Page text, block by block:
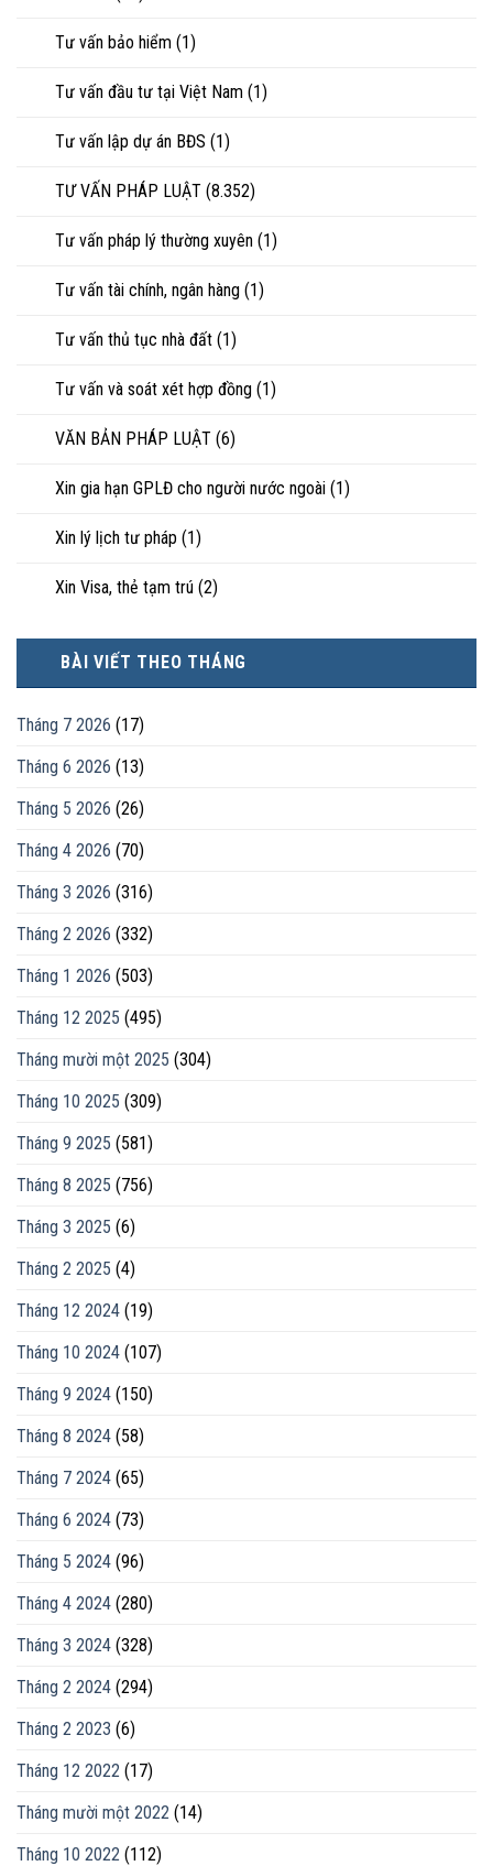
Tư vấn bảo hiểm (1)
Tư vấn đầu tư tại Việt Nam (1)
Tư vấn lập dự án BĐS (1)
TƯ VẤN PHÁP LUẬT (8.352)
Tư vấn pháp lý thường xuyên (1)
Tư vấn tài chính, ngân hàng (1)
Tư vấn thủ tục nhà đất (1)
Tư vấn và soát xét hợp đồng (1)
VĂN BẢN PHÁP LUẬT (6)
Xin gia hạn GPLĐ cho người nước ngoài (1)
Xin lý lịch tư pháp (1)
Xin Visa, thẻ tạm trú (2)
BÀI VIẾT THEO THÁNG
Tháng 7 2026 (17)
Tháng 6 2026 (13)
Tháng 5 2026 (26)
Tháng 4 2026 (70)
Tháng 3 2026 (316)
Tháng 2 2026 (332)
Tháng 1 2026 (503)
Tháng 12 2025 (495)
Tháng mười một 2025 (304)
Tháng 10 2025 (309)
Tháng 9 2025 (581)
Tháng 8 2025 (756)
Tháng 3 2025 (6)
Tháng 2 2025 (4)
Tháng 12 2024 (19)
Tháng 10 2024 (107)
Tháng 9 2024 (150)
Tháng 8 2024 (58)
Tháng 7 2024 (65)
Tháng 6 2024 (73)
Tháng 5 2024 (96)
Tháng 4 2024 (280)
Tháng 3 2024 (328)
Tháng 2 2024 (294)
Tháng 2 2023 (6)
Tháng 12 2022 (17)
Tháng mười một 2022 (14)
Tháng 10 2022 (112)